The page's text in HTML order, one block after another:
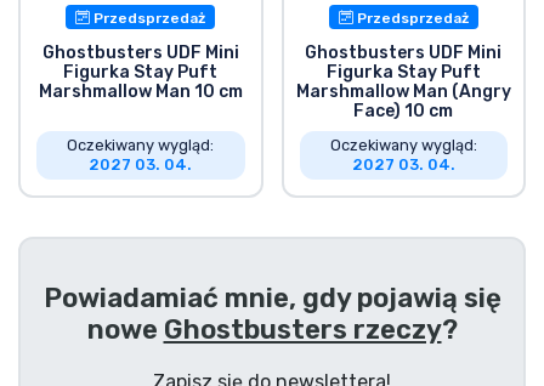
Przedsprzedaż
Ghostbusters UDF Mini
Figurka Stay Puft
Marshmallow Man 10 cm
Oczekiwany wygląd:
2027 03. 04.
Przedsprzedaż
Ghostbusters UDF Mini
Figurka Stay Puft
Marshmallow Man (Angry
Face) 10 cm
Oczekiwany wygląd:
2027 03. 04.
Powiadamiać mnie, gdy pojawią się
nowe Ghostbusters rzeczy?